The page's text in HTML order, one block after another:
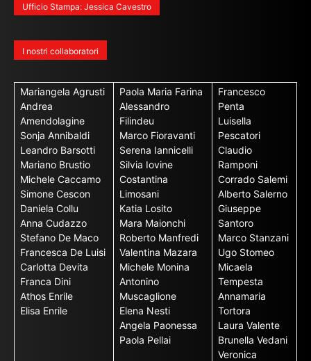
Ufficio Stampa: Jessica Cavestro
I nostri collaboratori
Mariangela Agrusti
Andrea
Amendolagine
Sonja Annibaldi
Leandro Barsotti
Mariano Brustio
Michele Caccamo
Simone Cescon
Daniela Collu
Anna Cudazzo
Stefano De Maco
Francesca De Luisi
Carlotta Devita
Franca Dini
Athos Enrile
Elisa Enrile
Paola Maria Farina
Alessandro
Filindeu
Marco Fioravanti
Serena Iannicelli
Silvia Iovine
Costantina
Limosani
Katia Losito
Mara Maionchi
Roberto Manfredi
Valentina Mazara
Michele Monina
Antonino
Muscaglione
Elena Nesti
Angela Paonessa
Paola Pellai
Francesco
Penta
Luisella
Pescatori
Claudio
Ramponi
Corrado Salemi
Alberto Salerno
Giuseppe
Santoro
Marco Stanzani
Ugo Stomeo
Micaela
Tempesta
Annamaria
Tortora
Laura Valente
Brunella Vedani
Veronica